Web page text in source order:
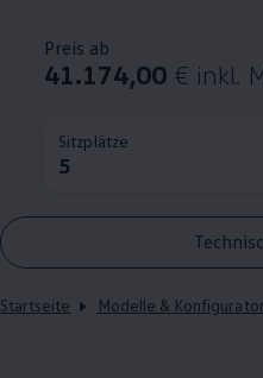
Preis ab
41.174,00 € inkl.
Sitzplätze
5
Startseite Modelle & Konfigurator